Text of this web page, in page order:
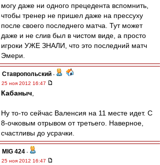
могу даже ни одного прецедента вспомнить,
чтобы тренер не пришел даже на прессуху
после своего последнего матча. Тут может
даже и не слив был в чистом виде, а просто
игроки УЖЕ ЗНАЛИ, что это последний матч
Эмери.
Ставропольский -
25 ноя 2012 16:47
Кабаныч
Ну то-то сейчас Валенсия на 11 месте идет. С
8-очковым отрывом от третьего. Наверное,
счастливы до усрачки.
MIG 424 -
25 ноя 2012 16:47